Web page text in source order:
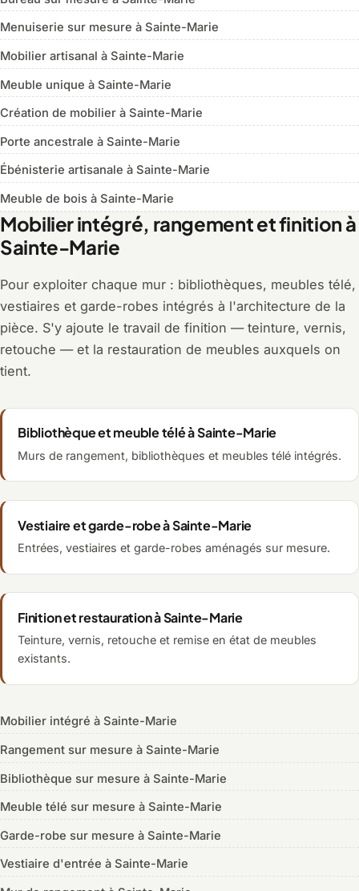
Menuiserie sur mesure à Sainte-Marie
Mobilier artisanal à Sainte-Marie
Meuble unique à Sainte-Marie
Création de mobilier à Sainte-Marie
Porte ancestrale à Sainte-Marie
Ébénisterie artisanale à Sainte-Marie
Meuble de bois à Sainte-Marie
Mobilier intégré, rangement et finition à
Sainte-Marie
Pour exploiter chaque mur : bibliothèques, meubles télé,
vestiaires et garde-robes intégrés à l'architecture de la
pièce. S'y ajoute le travail de finition — teinture, vernis,
retouche — et la restauration de meubles auxquels on
tient.
Bibliothèque et meuble télé à Sainte-Marie
Murs de rangement, bibliothèques et meubles télé intégrés.
Vestiaire et garde-robe à Sainte-Marie
Entrées, vestiaires et garde-robes aménagés sur mesure.
Finition et restauration à Sainte-Marie
Teinture, vernis, retouche et remise en état de meubles
existants.
Mobilier intégré à Sainte-Marie
Rangement sur mesure à Sainte-Marie
Bibliothèque sur mesure à Sainte-Marie
Meuble télé sur mesure à Sainte-Marie
Garde-robe sur mesure à Sainte-Marie
Vestiaire d'entrée à Sainte-Marie